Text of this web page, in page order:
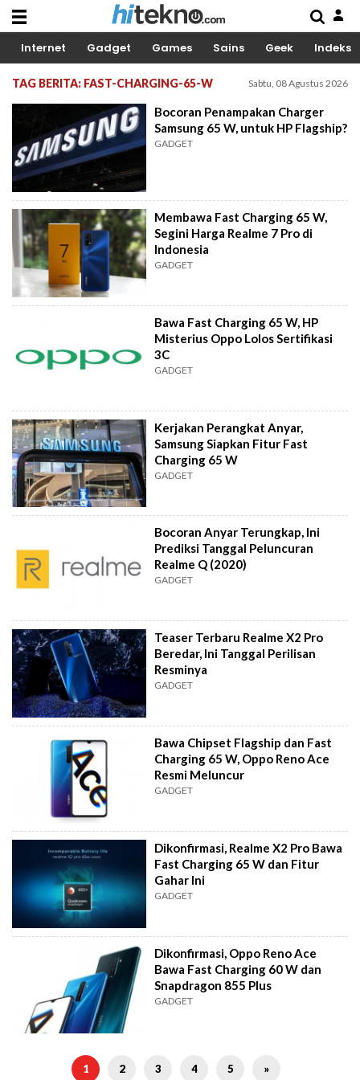
Internet Gadget Games Sains Geek Indeks
TAG BERITA: FAST-CHARGING-65-W Sabtu, 08 Agustus 2026
Bocoran Penampakan Charger
Samsung 65 W, untuk HP Flagship?
GADGET
Membawa Fast Charging 65 W,
Segini Harga Realme 7 Pro di
Indonesia
GADGET
Bawa Fast Charging 65 W, HP
Misterius Oppo Lolos Sertifikasi
3C
GADGET
Kerjakan Perangkat Anyar,
Samsung Siapkan Fitur Fast
Charging 65 W
GADGET
Bocoran Anyar Terungkap, Ini
Prediksi Tanggal Peluncuran
Realme Q (2020)
GADGET
Teaser Terbaru Realme X2 Pro
Beredar, Ini Tanggal Perilisan
Resminya
GADGET
Bawa Chipset Flagship dan Fast
Charging 65 W, Oppo Reno Ace
Resmi Meluncur
GADGET
Dikonfirmasi, Realme X2 Pro Bawa
Fast Charging 65 W dan Fitur
Gahar Ini
GADGET
Dikonfirmasi, Oppo Reno Ace
Bawa Fast Charging 60 W dan
Snapdragon 855 Plus
GADGET
1 2 3 4 5 »